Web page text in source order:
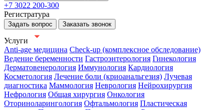
+7 3022 200-300
Регистратура
Задать вопрос Заказать звонок
Услуги
Anti-age медицина Check-up (комплексное обследование)
Ведение беременности Гастроэнтерология Гинекология
Дерматовенерология Иммунология Кардиология
Косметология Лечение боли (криоанальгезия) Лучевая
диагностика Маммология Неврология Нейрохирургия
Нефрология Общая хирургия Онкология
Оториноларингология Офтальмология Пластическая